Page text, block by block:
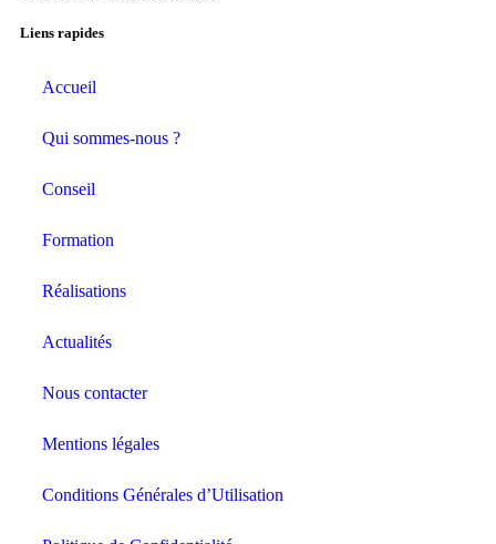
Liens rapides
Accueil
Qui sommes-nous ?
Conseil
Formation
Réalisations
Actualités
Nous contacter
Mentions légales
Conditions Générales d’Utilisation